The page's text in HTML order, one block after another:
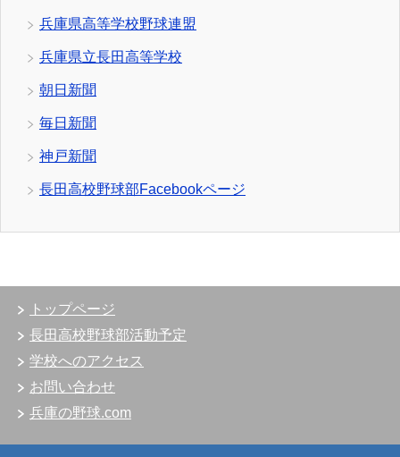
兵庫県高等学校野球連盟
兵庫県立長田高等学校
朝日新聞
毎日新聞
神戸新聞
長田高校野球部Facebookページ
トップページ
長田高校野球部活動予定
学校へのアクセス
お問い合わせ
兵庫の野球.com